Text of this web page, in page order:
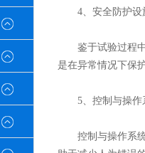
4、安全防护设
鉴于试验过程中
是在异常情况下保
5、控制与操作
控制与操作系统